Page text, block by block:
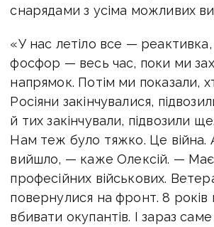
снарядами з усіма можливих
«У нас летіло все — реактивка,
фосфор — весь час, поки ми
напрямок. Потім ми показали,
Росіяни закінчувалися,
й тих закінчували, підвозили
Нам теж було тяжко. Це війна.
вийшло, — каже Олексій. —
професійних військових.
повернулися на фронт. 8 років
вбивати окупантів. І зараз саме